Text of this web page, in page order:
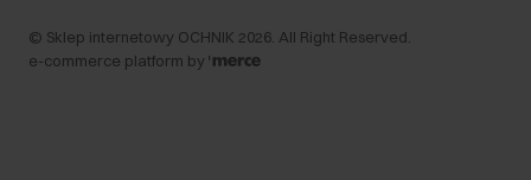
© Sklep internetowy OCHNIK 2026 . All Right Reserved.
e-commerce platform by